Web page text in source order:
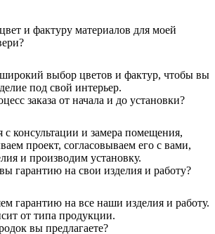
и фактуру материалов для моей
выбор цветов и фактур, чтобы вы
под свой интерьер.
заказа от начала и до установки?
с консультации и замера помещения,
проект, согласовываем его с вами,
и производим установку.
гарантию на свои изделия и работу?
гарантию на все наши изделия и работу.
от типа продукции.
вы предлагаете?